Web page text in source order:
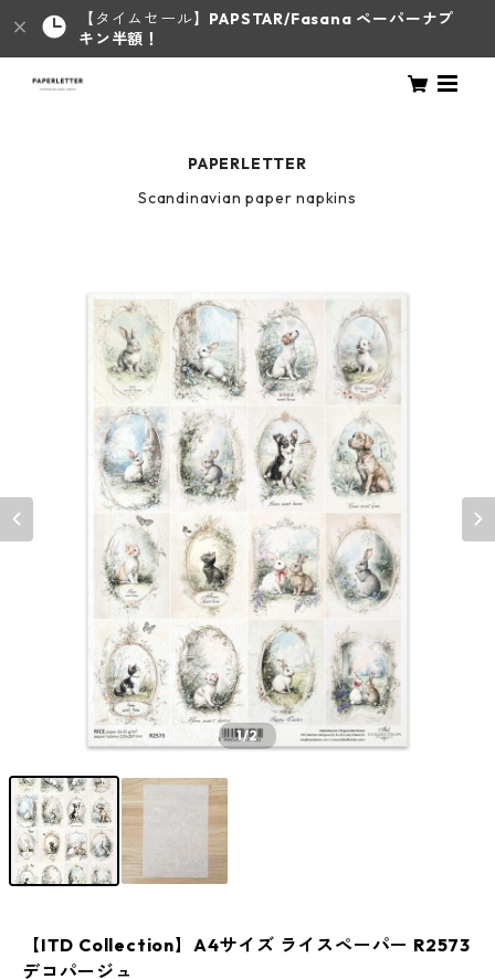
【タイムセール】 PAPSTAR/Fasana ペーパーナプ
キン半額！
PAPERLETTER
Scandinavian paper napkins
1/2
【ITD Collection】A4サイズ ライスペーパー R2573
デコパージュ